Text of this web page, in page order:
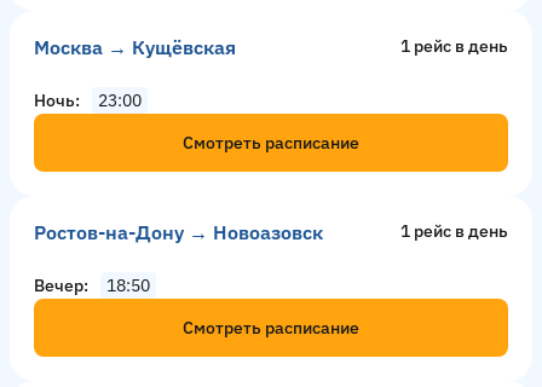
Москва → Кущёвская 1 рейс в день
Ночь
23:00
Смотреть расписание
Ростов-на-Дону → Новоазовск 1 рейс в день
Вечер
18:50
Смотреть расписание